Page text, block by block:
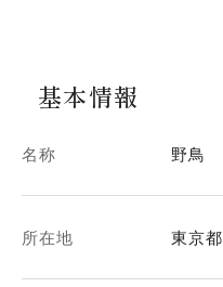
基本情報
名称 野鳥
所在地 東京